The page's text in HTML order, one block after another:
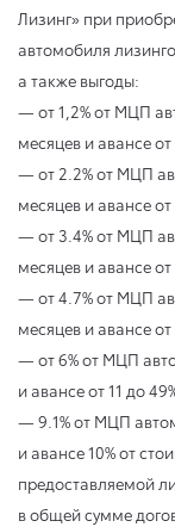
Лизинг» при
автомобиля
а также выгоды:
— от 1,2% от МЦП
месяцев и авансе
— от 2.2% от МЦП
месяцев и авансе
— от 3.4% от МЦП
месяцев и авансе
— от 4.7% от МЦП
месяцев и авансе
— от 6% от МЦП
и авансе от 11 до
— 9.1% от МЦП
и авансе 10% от
предоставляемой
в общей сумме